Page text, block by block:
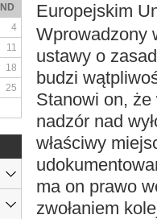
Europejskim
Wprowadzony
ustawy o
budzi
Stanowi on,
nadzór nad
właściwy
ma on prawo
zwołaniem
ND
4
11
18
25